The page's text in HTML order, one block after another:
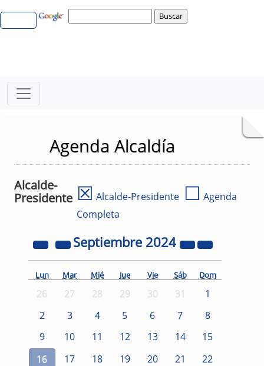
Agenda Alcaldía
Alcalde-
Presidente ☒ Alcalde-Presidente ☐ Agenda
Completa
Septiembre 2024
Lun Mar Mié Jue Vie Sáb Dom
26 27 28 29 30 31
1
2
3 4 5 6 7
8
9
10 11 12 13 14
15
16
17 18 19 20 21
22